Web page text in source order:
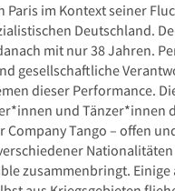
Paris im Kontext seiner
Deutschland.
mit nur 38 Jahren.
gesellschaftliche
dieser Performance.
und Tänzer*innen
Company Tango – offen
zusammenbringt. Einige